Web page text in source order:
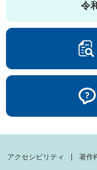
令
アクセシビリティ 著作